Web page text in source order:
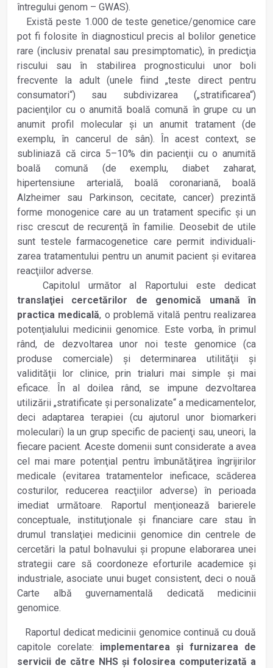
întregului genom – GWAS).
Există peste 1.000 de teste genetice/genomice care
pot fi folosite în diagnosticul precis al bolilor genetice
rare (inclusiv prenatal sau presimptomatic), în predicţia
riscului sau în stabilirea prognosticului unor boli
frecvente la adult (unele fiind „teste direct pentru
consumatori“) sau subdivizarea („stratificarea“)
pacienţilor cu o anumită boală comună în grupe cu un
anumit profil molecular şi un anumit tratament (de
exemplu, în cancerul de sân). În acest context, se
subliniază că circa 5–10% din pacienţii cu o anumită
boală comună (de exemplu, diabet zaharat,
hipertensiune arterială, boală coronariană, boală
Alzheimer sau Parkinson, cecitate, cancer) prezintă
forme monogenice care au un tratament specific şi un
risc crescut de recurenţă în familie. Deosebit de utile
sunt testele farmaco­gene­tice care permit individuali­
zarea tratamentului pentru un anumit pacient şi evitarea
reacţiilor adverse.
Capitolul următor al Raportului este dedicat
translaţiei cercetărilor de geno­mică umană în
practica medicală, o pro­blemă vitală pentru realizarea
potenţialului medicinii genomice. Este vorba, în primul
rând, de dezvoltarea unor noi teste genomice (ca
produse comerciale) şi determinarea utilităţii şi
validităţii lor clinice, prin trialuri mai simple şi mai
eficace. În al doilea rând, se impune dezvoltarea
utilizării „stratificate şi personalizate“ a medica­mentelor,
deci adaptarea terapiei (cu ajutorul unor biomarkeri
moleculari) la un grup specific de pacienţi sau, uneori, la
fiecare pacient. Aceste domenii sunt considerate a avea
cel mai mare potenţial pentru îmbunătăţirea îngrijirilor
medicale (evitarea tratamentelor ineficace, scăderea
costurilor, reducerea reacţiilor adverse) în perioada
imediat următoare. Raportul menţionează barierele
conceptuale, instituţionale şi financiare care stau în
drumul translaţiei medicinii genomice din centrele de
cercetări la patul bolnavului şi propune elaborarea unei
strategii care să coordoneze eforturile academice şi
industriale, asociate unui buget consistent, deci o nouă
Carte albă guvernamentală dedicată medicinii
genomice.
Raportul dedicat medicinii genomice continuă cu două
capitole corelate: implementarea şi furnizarea de
servicii de către NHS şi folosirea computerizată a